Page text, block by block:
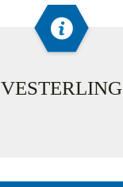
VESTERLING